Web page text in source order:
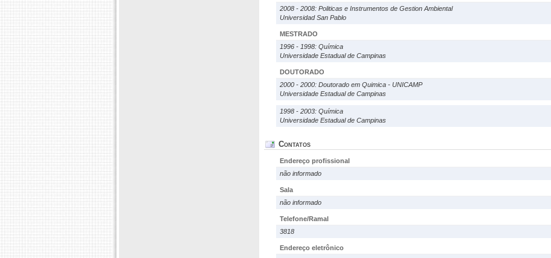
2008 - 2008: Politicas e Instrumentos de Gestion Ambiental
Universidad San Pablo
MESTRADO
1996 - 1998: Química
Universidade Estadual de Campinas
DOUTORADO
2000 - 2000: Doutorado em Quimica - UNICAMP
Universidade Estadual de Campinas
1998 - 2003: Química
Universidade Estadual de Campinas
Contatos
Endereço profissional
não informado
Sala
não informado
Telefone/Ramal
3818
Endereço eletrônico